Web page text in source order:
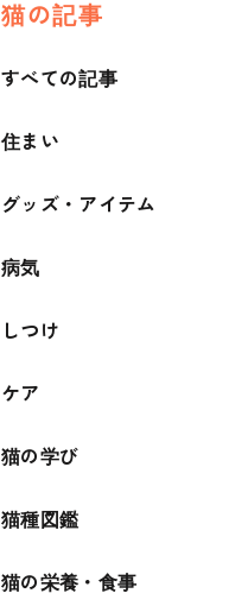
猫の記事
すべての記事
住まい
グッズ・アイテム
病気
しつけ
ケア
猫の学び
猫種図鑑
猫の栄養・食事